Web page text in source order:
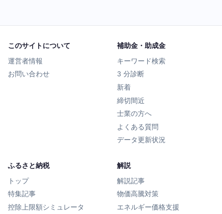
このサイトについて
運営者情報
お問い合わせ
補助金・助成金
キーワード検索
3 分診断
新着
締切間近
士業の方へ
よくある質問
データ更新状況
ふるさと納税
トップ
特集記事
控除上限額シミュレータ
解説
解説記事
物価高騰対策
エネルギー価格支援